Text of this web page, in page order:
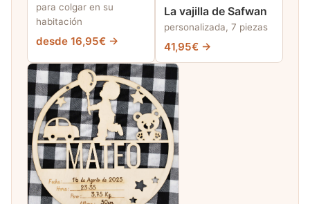
para colgar en su
habitación
desde 16,95€ →
La vajilla de Safwan
personalizada, 7 piezas
41,95€ →